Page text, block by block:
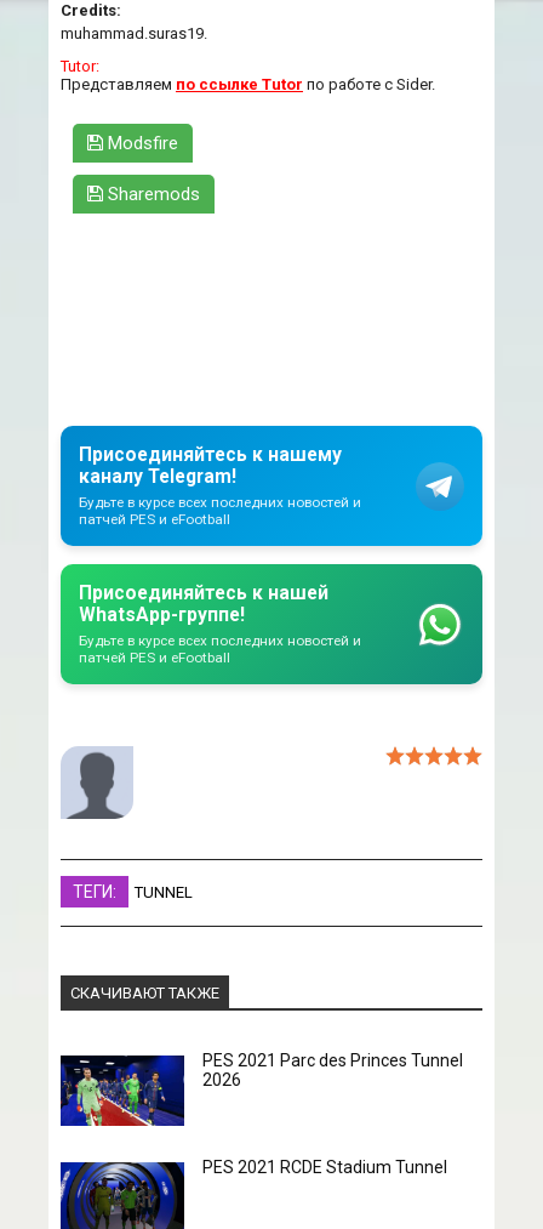
Credits:
muhammad.suras19.
Tutor:
Представляем по ссылке Tutor по работе с Sider.
Modsfire
Sharemods
Присоединяйтесь к нашему
каналу Telegram!
Будьте в курсе всех последних новостей и
патчей PES и eFootball
Присоединяйтесь к нашей
WhatsApp-группе!
Будьте в курсе всех последних новостей и
патчей PES и eFootball
ТЕГИ: TUNNEL
СКАЧИВАЮТ ТАКЖЕ
PES 2021 Parc des Princes Tunnel
2026
PES 2021 RCDE Stadium Tunnel